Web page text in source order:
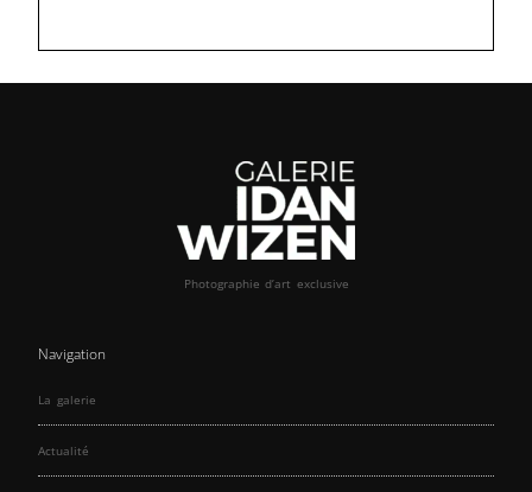
Photographie d’art exclusive
Navigation
La galerie
Actualité